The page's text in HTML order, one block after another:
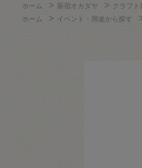
ホーム > 新宿オカダヤ > クラフト
ホーム
> イベント・用途から探す